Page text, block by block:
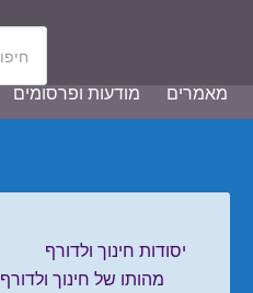
מאמרים מודעות ופרסומים
יסודות חינוך ולדורף
מהותו של חינוך ולדורף